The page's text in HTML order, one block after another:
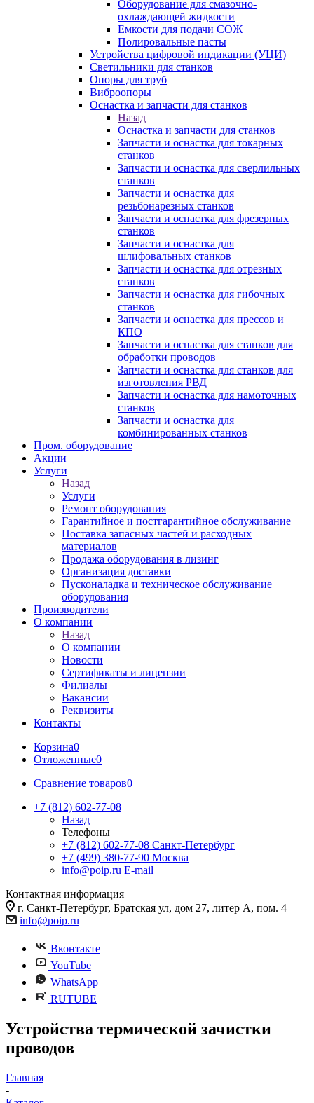
Оборудование для смазочно-
охлаждающей жидкости
Емкости для подачи СОЖ
Полировальные пасты
Устройства цифровой индикации (УЦИ)
Светильники для станков
Опоры для труб
Виброопоры
Оснастка и запчасти для станков
Назад
Оснастка и запчасти для станков
Запчасти и оснастка для токарных
станков
Запчасти и оснастка для сверлильных
станков
Запчасти и оснастка для
резьбонарезных станков
Запчасти и оснастка для фрезерных
станков
Запчасти и оснастка для
шлифовальных станков
Запчасти и оснастка для отрезных
станков
Запчасти и оснастка для гибочных
станков
Запчасти и оснастка для прессов и
КПО
Запчасти и оснастка для станков для
обработки проводов
Запчасти и оснастка для станков для
изготовления РВД
Запчасти и оснастка для намоточных
станков
Запчасти и оснастка для
комбинированных станков
Пром. оборудование
Акции
Услуги
Назад
Услуги
Ремонт оборудования
Гарантийное и постгарантийное обслуживание
Поставка запасных частей и расходных
материалов
Продажа оборудования в лизинг
Организация доставки
Пусконаладка и техническое обслуживание
оборудования
Производители
О компании
Назад
О компании
Новости
Сертификаты и лицензии
Филиалы
Вакансии
Реквизиты
Контакты
Корзина0
Отложенные0
Сравнение товаров0
+7 (812) 602-77-08
Назад
Телефоны
+7 (812) 602-77-08 Санкт-Петербург
+7 (499) 380-77-90 Москва
info@poip.ru E-mail
Контактная информация
г. Санкт-Петербург, Братская ул, дом 27, литер А, пом. 4
info@poip.ru
Вконтакте
YouTube
WhatsApp
RUTUBE
Устройства термической зачистки
проводов
Главная
-